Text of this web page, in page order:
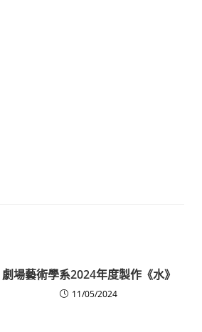
劇場藝術學系2024年度製作《水》
11/05/2024